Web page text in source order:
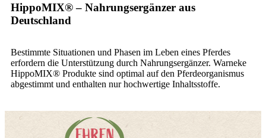
HippoMIX® – Nahrungsergänzer aus
Deutschland
Bestimmte Situationen und Phasen im Leben eines Pferdes
erfordern die Unterstützung durch Nahrungsergänzer. Warneke
HippoMIX® Produkte sind optimal auf den Pferdeorganismus
abgestimmt und enthalten nur hochwertige Inhaltsstoffe.